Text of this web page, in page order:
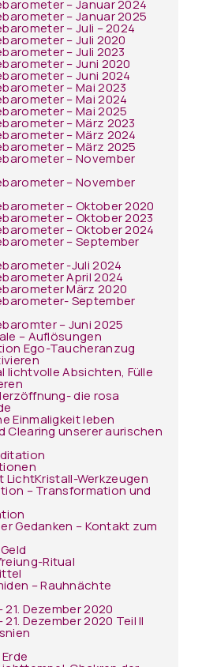
– Januar 2024
– Januar 2025
– Juli – 2024
– Juli 2020
– Juli 2023
– Juni 2020
– Juni 2024
– Mai 2023
– Mai 2024
– Mai 2025
– März 2023
– März 2024
– März 2025
– November
– November
– Oktober 2020
– Oktober 2023
– Oktober 2024
– September
-Juli 2024
April 2024
März 2020
September
– Juni 2025
– Auflösungen
Ego-Taucheranzug
lichtvolle Absichten, Fülle
die rosa
Einmaligkeit leben
Clearing unserer aurischen
LichtKristall-Werkzeugen
– Transformation und
Gedanken – Kontakt zum
Ritual
– Rauhnächte
Dezember 2020
Dezember 2020 Teil II